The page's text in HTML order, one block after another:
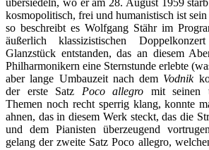
übersiedeln, wo er am 28. August 1959
kosmopolitisch, frei und humanistisch ist
so beschreibt es Wolfgang Stähr im
äußerlich klassizistischen
Glanzstück entstanden, das an diesem
Philharmonikern eine Sternstunde erlebte
aber lange Umbauzeit nach dem Vodnik
der erste Satz Poco allegro mit seinen
Themen noch recht sperrig klang, konnte
ahnen, das in diesem Werk steckt, das die
und dem Pianisten überzeugend
gelang der zweite Satz Poco allegro,